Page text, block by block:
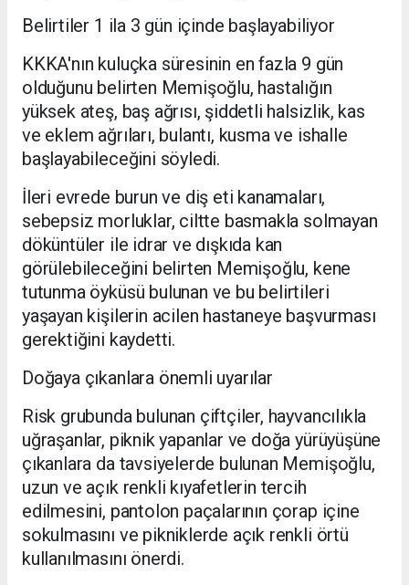
Belirtiler 1 ila 3 gün içinde başlayabiliyor
KKKA'nın kuluçka süresinin en fazla 9 gün
olduğunu belirten Memişoğlu, hastalığın
yüksek ateş, baş ağrısı, şiddetli halsizlik, kas
ve eklem ağrıları, bulantı, kusma ve ishalle
başlayabileceğini söyledi.
İleri evrede burun ve diş eti kanamaları,
sebepsiz morluklar, ciltte basmakla solmayan
döküntüler ile idrar ve dışkıda kan
görülebileceğini belirten Memişoğlu, kene
tutunma öyküsü bulunan ve bu belirtileri
yaşayan kişilerin acilen hastaneye başvurması
gerektiğini kaydetti.
Doğaya çıkanlara önemli uyarılar
Risk grubunda bulunan çiftçiler, hayvancılıkla
uğraşanlar, piknik yapanlar ve doğa yürüyüşüne
çıkanlara da tavsiyelerde bulunan Memişoğlu,
uzun ve açık renkli kıyafetlerin tercih
edilmesini, pantolon paçalarının çorap içine
sokulmasını ve pikniklerde açık renkli örtü
kullanılmasını önerdi.